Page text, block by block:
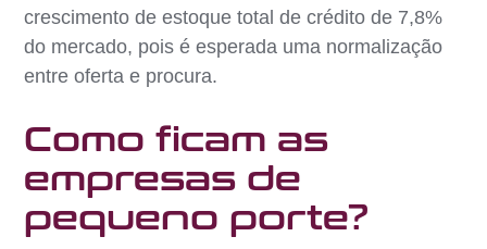
crescimento de estoque total de crédito de 7,8%
do mercado, pois é esperada uma normalização
entre oferta e procura.
Como ficam as
empresas de
pequeno porte?